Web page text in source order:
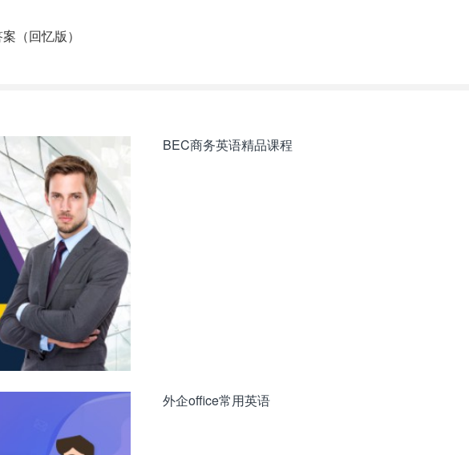
see, chocolate ice cream for dissert.
克力冰淇淋。
I’ll have apple pie and ice cream.
淇淋。
（回忆版）
BEC商务英语精品课程
外企office常用英语